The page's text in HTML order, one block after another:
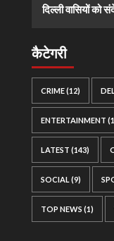
दिल्ली वासियों को
कैटेगरी
CRIME(12)
ENTERTAINMENT
LATEST (143)
SOCIAL (9)
TOP NEWS (1)